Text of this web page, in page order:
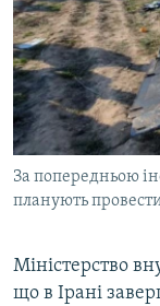
ДЕПОРТАЦІЯ
ВІДЕОУРОКИ
СВІДЧЕННЯ
УКРАЇНСЬКА
ІНФОГРАФІКА
ЯК ОБІЙТИ
Русский
Qırımtatar
ДОЛУЧАЙСЯ!
Усі сайти
За попередньою
планують
Міністерство
що в Ірані